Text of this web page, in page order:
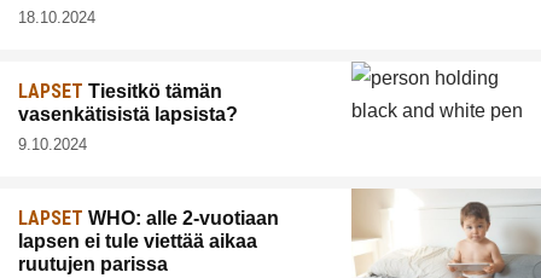
18.10.2024
LAPSET Tiesitkö tämän
vasenkätisistä lapsista?
9.10.2024
LAPSET WHO: alle 2-vuotiaan
lapsen ei tule viettää aikaa
ruutujen parissa